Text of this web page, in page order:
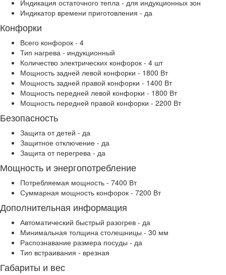
Индикация остаточного тепла - для индукционных зон
Индикатор времени приготовления - да
Конфорки
Всего конфорок - 4
Тип нагрева - индукционный
Количество электрических конфорок - 4 шт
Мощность задней левой конфорки - 1800 Вт
Мощность задней правой конфорки - 1400 Вт
Мощность передней левой конфорки - 1800 Вт
Мощность передней правой конфорки - 2200 Вт
Безопасность
Защита от детей - да
Защитное отключение - да
Защита от перегрева - да
Мощность и энергопотребление
Потребляемая мощность - 7400 Вт
Суммарная мощность конфорок - 7200 Вт
Дополнительная информация
Автоматический быстрый разогрев - да
Минимальная толщина столешницы - 30 мм
Распознавание размера посуды - да
Тип встраивания - врезная
Габариты и вес